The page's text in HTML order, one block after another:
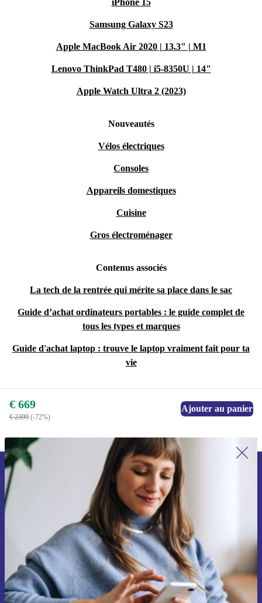
iPhone 15
Samsung Galaxy S23
Apple MacBook Air 2020 | 13.3" | M1
Lenovo ThinkPad T480 | i5-8350U | 14"
Apple Watch Ultra 2 (2023)
Nouveautés
Vélos électriques
Consoles
Appareils domestiques
Cuisine
Gros électroménager
Contenus associés
La tech de la rentrée qui mérite sa place dans le sac
Guide d’achat ordinateurs portables : le guide complet de
tous les types et marques
Guide d'achat laptop : trouve le laptop vraiment fait pour ta
vie
€ 669
€ 2399 (-72%)
Ajouter au panier
Inscrivez-vous à notre newsletter pour
la première fois et économisez 15 € !
Ne manquez plus aucune offre.
Voucher aanvragen
Retrouvez les informations sur l'utilisation des données personnelles
dans notrepolitique de confidentialité.